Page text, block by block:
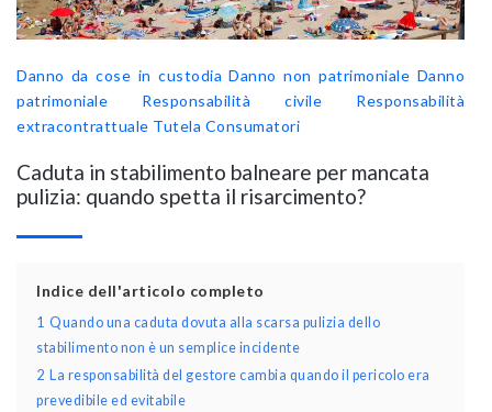
Danno da cose in custodia Danno non patrimoniale Danno
patrimoniale
Responsabilità civile
Responsabilità
extracontrattuale Tutela Consumatori
Caduta in stabilimento balneare per mancata
pulizia: quando spetta il risarcimento?
Indice dell'articolo completo
1 Quando una caduta dovuta alla scarsa pulizia dello
stabilimento non è un semplice incidente
2
La responsabilità del gestore cambia quando il pericolo era
prevedibile ed evitabile